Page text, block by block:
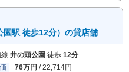
園駅 徒歩12分）の貸店舗
井の頭公園 徒歩 12分
76万円 / 22,714円